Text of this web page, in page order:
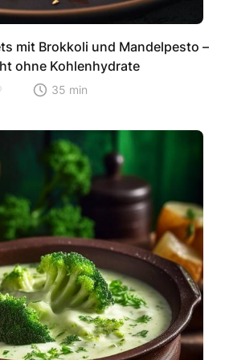
mit Brokkoli und Mandelpesto –
ohne Kohlenhydrate
1 ist einfach 2 ist mittel 3 ist
Zeitaufwand der der Zubereitung.
35 min